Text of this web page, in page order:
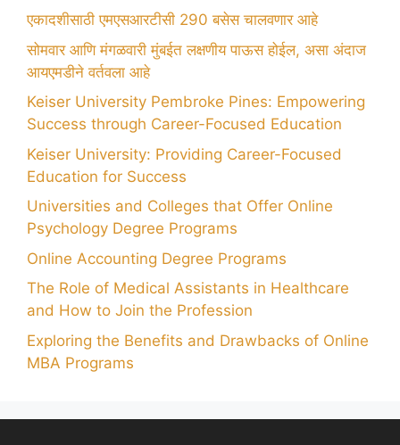
एकादशीसाठी एमएसआरटीसी 290 बसेस चालवणार आहे
सोमवार आणि मंगळवारी मुंबईत लक्षणीय पाऊस होईल, असा अंदाज
आयएमडीने वर्तवला आहे
Keiser University Pembroke Pines: Empowering
Success through Career-Focused Education
Keiser University: Providing Career-Focused
Education for Success
Universities and Colleges that Offer Online
Psychology Degree Programs
Online Accounting Degree Programs
The Role of Medical Assistants in Healthcare
and How to Join the Profession
Exploring the Benefits and Drawbacks of Online
MBA Programs